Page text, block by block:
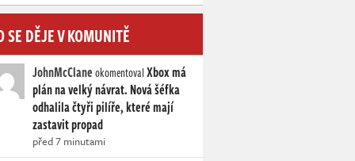
SE DĚJE V KOMUNITĚ
JohnMcClaneokomentovalXbox má
plán na velký návrat. Nová šéfka
odhalila čtyři pilíře, které mají
zastavit propad
před 7 minutami